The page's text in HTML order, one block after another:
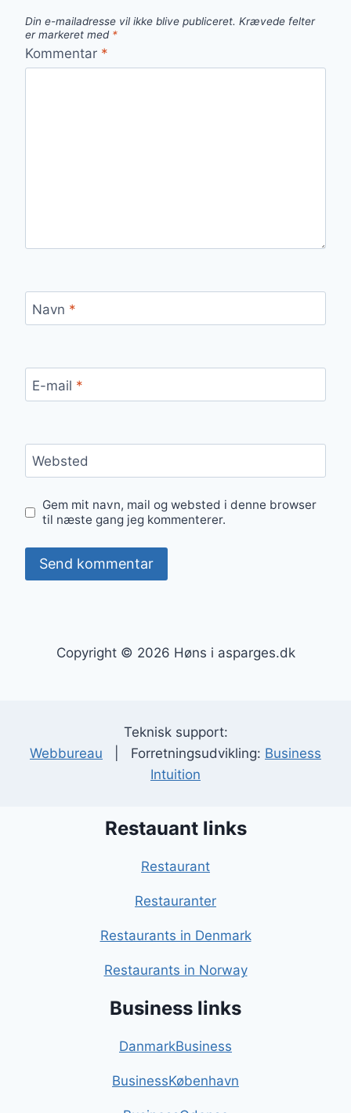
Din e-mailadresse vil ikke blive publiceret. Krævede felter
er markeret med *
Kommentar *
Navn *
E-mail *
Websted
Gem mit navn, mail og websted i denne browser
til næste gang jeg kommenterer.
Copyright © 2026 Høns i asparges.dk
Teknisk support:
Webbureau | Forretningsudvikling: Business
Intuition
Restauant links
Restaurant
Restauranter
Restaurants in Denmark
Restaurants in Norway
Business links
DanmarkBusiness
BusinessKøbenhavn